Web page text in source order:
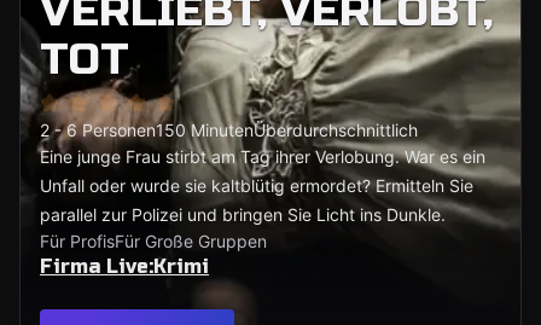
VERLIEBT, VERLOBT,
TOT
2 - 6 Personen150 MinutenÜberdurchschnittlich
Eine junge Frau stirbt am Tag ihrer Verlobung. War es ein
Unfall oder wurde sie kaltblütig ermordet? Ermitteln Sie
parallel zur Polizei und bringen Sie Licht ins Dunkle.
Für ProfisFür Große Gruppen
Firma Live:Krimi